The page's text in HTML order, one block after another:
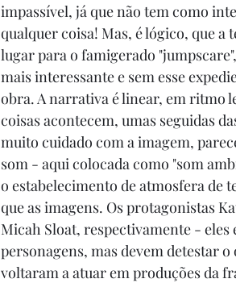
impassível, já que não tem como
qualquer coisa! Mas, é lógico, que
lugar para o famigerado
mais interessante e sem esse
obra. A narrativa é linear, em ritmo
coisas acontecem, umas seguidas
muito cuidado com a imagem,
som - aqui colocada como "som
o estabelecimento de atmosfera de
que as imagens. Os protagonistas
Micah Sloat, respectivamente -
personagens, mas devem detestar
voltaram a atuar em produções da